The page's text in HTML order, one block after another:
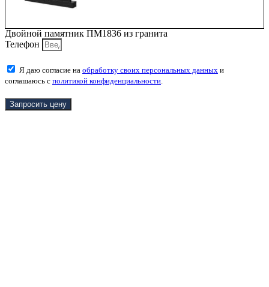
Двойной памятник ПМ1836 из гранита
Телефон
Я даю согласие на обработку своих персональных данных и
соглашаюсь с политикой конфиденциальности
Запросить цену